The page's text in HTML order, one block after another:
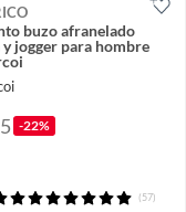
buzo afranelado
jogger para hombre
-22%
(57)